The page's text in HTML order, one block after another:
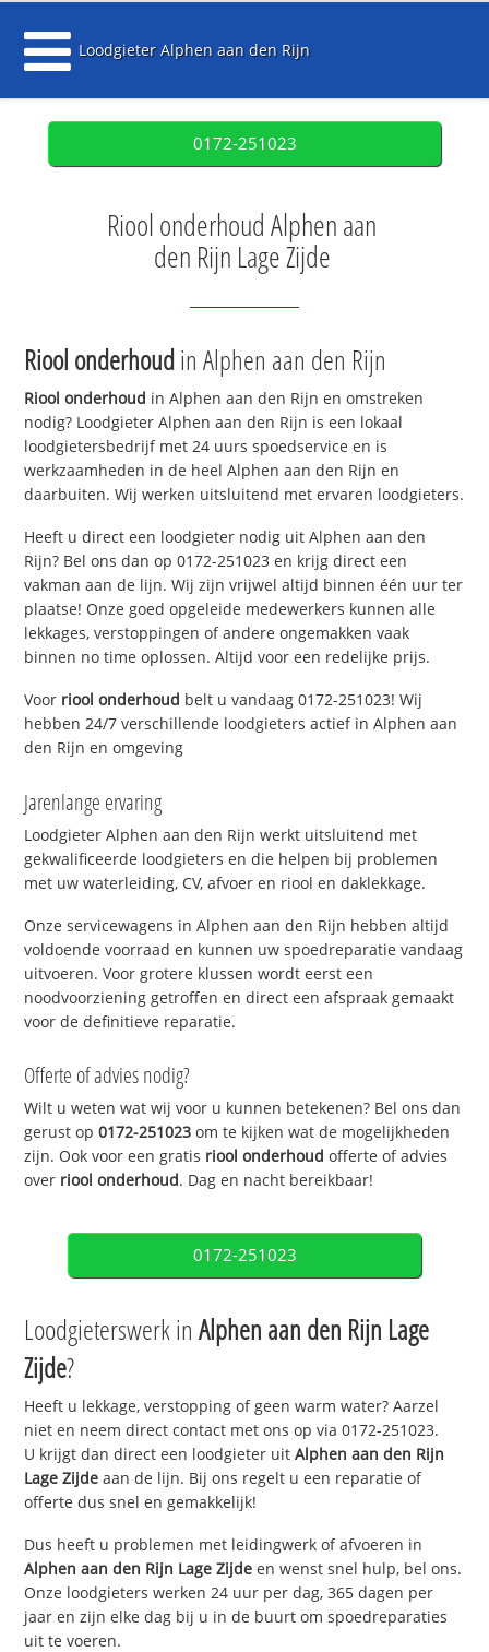
Loodgieter Alphen aan den Rijn
0172-251023
Riool onderhoud Alphen aan
den Rijn Lage Zijde
Riool onderhoudin Alphen aan den Rijn
Riool onderhoud in Alphen aan den Rijn en omstreken
nodig? Loodgieter Alphen aan den Rijn is een lokaal
loodgietersbedrijf met 24 uurs spoedservice en is
werkzaamheden in de heel Alphen aan den Rijn en
daarbuiten. Wij werken uitsluitend met ervaren loodgieters.
Heeft u direct een loodgieter nodig uit Alphen aan den
Rijn? Bel ons dan op 0172-251023 en krijg direct een
vakman aan de lijn. Wij zijn vrijwel altijd binnen één uur ter
plaatse! Onze goed opgeleide medewerkers kunnen alle
lekkages, verstoppingen of andere ongemakken vaak
binnen no time oplossen. Altijd voor een redelijke prijs.
Voor riool onderhoud belt u vandaag 0172-251023! Wij
hebben 24/7 verschillende loodgieters actief in Alphen aan
den Rijn en omgeving
Jarenlange ervaring
Loodgieter Alphen aan den Rijn werkt uitsluitend met
gekwalificeerde loodgieters en die helpen bij problemen
met uw waterleiding, CV, afvoer en riool en daklekkage.
Onze servicewagens in Alphen aan den Rijn hebben altijd
voldoende voorraad en kunnen uw spoedreparatie vandaag
uitvoeren. Voor grotere klussen wordt eerst een
noodvoorziening getroffen en direct een afspraak gemaakt
voor de definitieve reparatie.
Offerte of advies nodig?
Wilt u weten wat wij voor u kunnen betekenen? Bel ons dan
gerust op0172-251023 om te kijken wat de mogelijkheden
zijn. Ook voor een gratis riool onderhoud offerte of advies
over riool onderhoud. Dag en nacht bereikbaar!
0172-251023
Loodgieterswerk inAlphen aan den Rijn Lage
Zijde?
Heeft u lekkage, verstopping of geen warm water? Aarzel
niet en neem direct contact met ons op via 0172-251023.
U krijgt dan direct een loodgieter uitAlphen aan den Rijn
Lage Zijde aan de lijn. Bij ons regelt u een reparatie of
offerte dus snel en gemakkelijk!
Dus heeft u problemen met leidingwerk of afvoeren in
Alphen aan den Rijn Lage Zijde en wenst snel hulp, bel ons.
Onze loodgieters werken 24 uur per dag, 365 dagen per
jaar en zijn elke dag bij u in de buurt om spoedreparaties
uit te voeren.